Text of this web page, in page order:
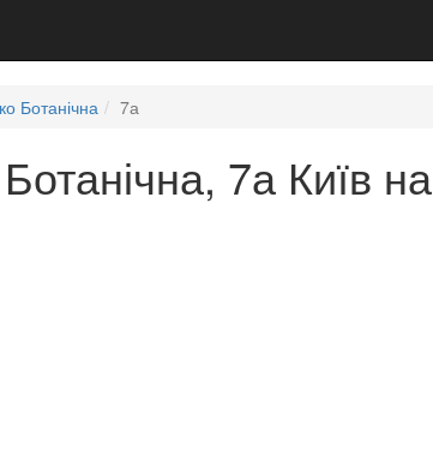
Ботанічна 7а
7а Київ на